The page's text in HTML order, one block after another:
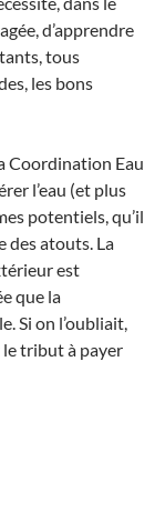
d’apprendre
tous
les bons
Coordination Eau
l’eau (et plus
potentiels, qu’il
des atouts. La
est
que la
Si on l’oubliait,
le tribut à payer